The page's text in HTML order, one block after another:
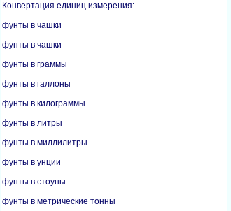
Конвертация единиц измерения:
фунты в чашки
фунты в чашки
фунты в граммы
фунты в галлоны
фунты в килограммы
фунты в литры
фунты в миллилитры
фунты в унции
фунты в стоуны
фунты в метрические тонны